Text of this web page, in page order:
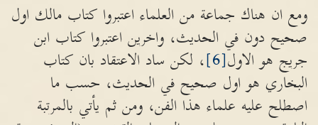
ومع ان هناك جماعة من العلماء اعتبروا كتاب مالك اول
صحيح دون في الحديث، واخرين اعتبروا كتاب ابن
جريج هو الاول[6]
، لكن ساد الاعتقاد بان كتاب
البخاري هو اول صحيح في الحديث، حسب ما
اصطلح عليه علماء هذا الفن، ومن ثم يأتي بالمرتبة